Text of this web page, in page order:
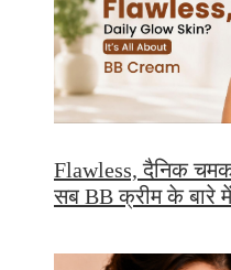
Flawless, दैनिक
सब BB क्रीम के बारे